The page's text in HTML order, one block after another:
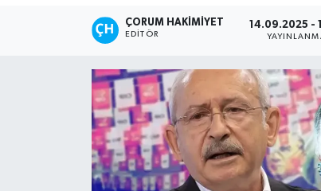
ÇORUM HAKIMIYET
EDITÖR
14.09.2025 -
GÜNCEL
AKTÜEL
EĞİTİM
Trafik Durumu
Tüm Manşetler
Son Dakika Haberleri
Haber Arşivi